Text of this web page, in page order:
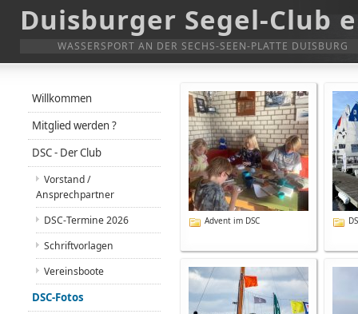
Duisburger Segel-Club
WASSERSPORT AN DER SECHS-SEEN-PLATTE DUISBURG
Advent im DSC
Willkommen
Mitglied werden ?
DSC - Der Club
Vorstand /
Ansprechpartner
DSC-Termine 2026
Schriftvorlagen
Vereinsboote
DSC-Fotos